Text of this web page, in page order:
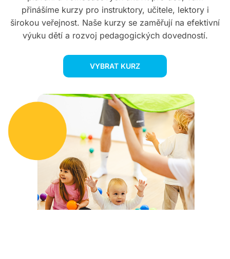
přinášíme kurzy pro instruktory, učitele, lektory i
širokou veřejnost. Naše kurzy se zaměřují na efektivní
výuku dětí a rozvoj pedagogických dovedností.
VYBRAT KURZ